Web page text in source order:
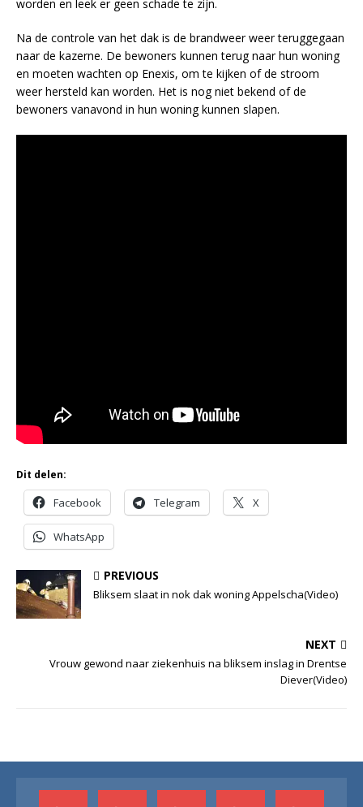
worden en leek er geen schade te zijn.
Na de controle van het dak is de brandweer weer teruggegaan
naar de kazerne. De bewoners kunnen terug naar hun woning
en moeten wachten op Enexis, om te kijken of de stroom
weer hersteld kan worden. Het is nog niet bekend of de
bewoners vanavond in hun woning kunnen slapen.
Dit delen:
Facebook Telegram X
WhatsApp
PREVIOUS
Bliksem slaat in nok dak woning Appelscha(Video)
NEXT
Vrouw gewond naar ziekenhuis na bliksem inslag in Drentse
Diever(Video)